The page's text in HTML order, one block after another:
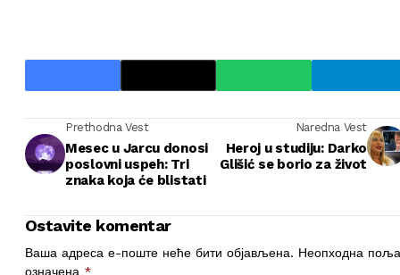
Prethodna Vest
Mesec u Jarcu donosi
poslovni uspeh: Tri
znaka koja će blistati
Naredna Vest
Heroj u studiju: Darko
Glišić se borio za život
Ostavite komentar
Ваша адреса е-поште неће бити објављена. Неопходна
означена *